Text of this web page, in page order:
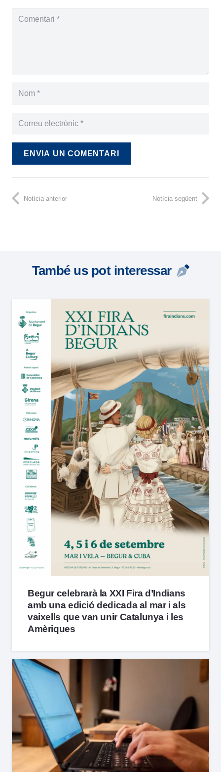
ENVIA UN COMENTARI
Notícia anterior Notícia següent
També us pot interessar
Begur celebrarà la XXI Fira d’Indians
amb una edició dedicada al mar i als
vaixells que van unir Catalunya i les
Amèriques